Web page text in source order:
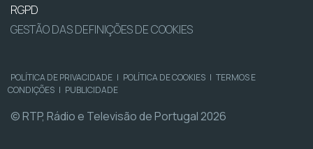
RGPD
GESTÃO DAS DEFINIÇÕES DE COOKIES
POLÍTICA DE PRIVACIDADE | POLÍTICA DE COOKIES | TERMOS E
CONDIÇÕES | PUBLICIDADE
© RTP, Rádio e Televisão de Portugal 2026